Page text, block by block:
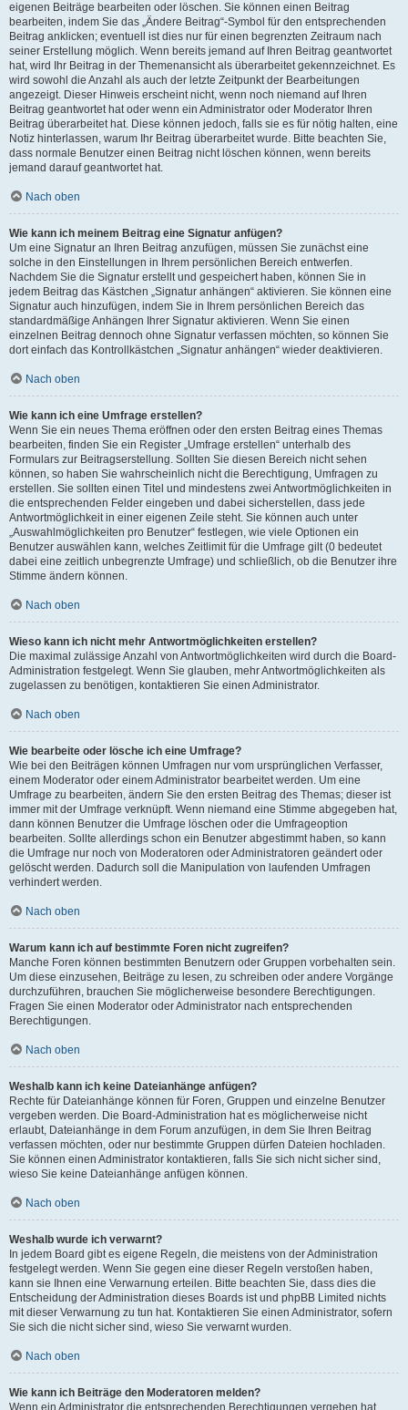
eigenen Beiträge bearbeiten oder löschen. Sie können einen Beitrag
bearbeiten, indem Sie das „Ändere Beitrag“-Symbol für den entsprechenden
Beitrag anklicken; eventuell ist dies nur für einen begrenzten Zeitraum nach
seiner Erstellung möglich. Wenn bereits jemand auf Ihren Beitrag geantwortet
hat, wird Ihr Beitrag in der Themenansicht als überarbeitet gekennzeichnet. Es
wird sowohl die Anzahl als auch der letzte Zeitpunkt der Bearbeitungen
angezeigt. Dieser Hinweis erscheint nicht, wenn noch niemand auf Ihren
Beitrag geantwortet hat oder wenn ein Administrator oder Moderator Ihren
Beitrag überarbeitet hat. Diese können jedoch, falls sie es für nötig halten, eine
Notiz hinterlassen, warum Ihr Beitrag überarbeitet wurde. Bitte beachten Sie,
dass normale Benutzer einen Beitrag nicht löschen können, wenn bereits
jemand darauf geantwortet hat.
Nach oben
Wie kann ich meinem Beitrag eine Signatur anfügen?
Um eine Signatur an Ihren Beitrag anzufügen, müssen Sie zunächst eine
solche in den Einstellungen in Ihrem persönlichen Bereich entwerfen.
Nachdem Sie die Signatur erstellt und gespeichert haben, können Sie in
jedem Beitrag das Kästchen „Signatur anhängen“ aktivieren. Sie können eine
Signatur auch hinzufügen, indem Sie in Ihrem persönlichen Bereich das
standardmäßige Anhängen Ihrer Signatur aktivieren. Wenn Sie einen
einzelnen Beitrag dennoch ohne Signatur verfassen möchten, so können Sie
dort einfach das Kontrollkästchen „Signatur anhängen“ wieder deaktivieren.
Nach oben
Wie kann ich eine Umfrage erstellen?
Wenn Sie ein neues Thema eröffnen oder den ersten Beitrag eines Themas
bearbeiten, finden Sie ein Register „Umfrage erstellen“ unterhalb des
Formulars zur Beitragserstellung. Sollten Sie diesen Bereich nicht sehen
können, so haben Sie wahrscheinlich nicht die Berechtigung, Umfragen zu
erstellen. Sie sollten einen Titel und mindestens zwei Antwortmöglichkeiten in
die entsprechenden Felder eingeben und dabei sicherstellen, dass jede
Antwortmöglichkeit in einer eigenen Zeile steht. Sie können auch unter
„Auswahlmöglichkeiten pro Benutzer“ festlegen, wie viele Optionen ein
Benutzer auswählen kann, welches Zeitlimit für die Umfrage gilt (0 bedeutet
dabei eine zeitlich unbegrenzte Umfrage) und schließlich, ob die Benutzer ihre
Stimme ändern können.
Nach oben
Wieso kann ich nicht mehr Antwortmöglichkeiten erstellen?
Die maximal zulässige Anzahl von Antwortmöglichkeiten wird durch die Board-
Administration festgelegt. Wenn Sie glauben, mehr Antwortmöglichkeiten als
zugelassen zu benötigen, kontaktieren Sie einen Administrator.
Nach oben
Wie bearbeite oder lösche ich eine Umfrage?
Wie bei den Beiträgen können Umfragen nur vom ursprünglichen Verfasser,
einem Moderator oder einem Administrator bearbeitet werden. Um eine
Umfrage zu bearbeiten, ändern Sie den ersten Beitrag des Themas; dieser ist
immer mit der Umfrage verknüpft. Wenn niemand eine Stimme abgegeben hat,
dann können Benutzer die Umfrage löschen oder die Umfrageoption
bearbeiten. Sollte allerdings schon ein Benutzer abgestimmt haben, so kann
die Umfrage nur noch von Moderatoren oder Administratoren geändert oder
gelöscht werden. Dadurch soll die Manipulation von laufenden Umfragen
verhindert werden.
Nach oben
Warum kann ich auf bestimmte Foren nicht zugreifen?
Manche Foren können bestimmten Benutzern oder Gruppen vorbehalten sein.
Um diese einzusehen, Beiträge zu lesen, zu schreiben oder andere Vorgänge
durchzuführen, brauchen Sie möglicherweise besondere Berechtigungen.
Fragen Sie einen Moderator oder Administrator nach entsprechenden
Berechtigungen.
Nach oben
Weshalb kann ich keine Dateianhänge anfügen?
Rechte für Dateianhänge können für Foren, Gruppen und einzelne Benutzer
vergeben werden. Die Board-Administration hat es möglicherweise nicht
erlaubt, Dateianhänge in dem Forum anzufügen, in dem Sie Ihren Beitrag
verfassen möchten, oder nur bestimmte Gruppen dürfen Dateien hochladen.
Sie können einen Administrator kontaktieren, falls Sie sich nicht sicher sind,
wieso Sie keine Dateianhänge anfügen können.
Nach oben
Weshalb wurde ich verwarnt?
In jedem Board gibt es eigene Regeln, die meistens von der Administration
festgelegt werden. Wenn Sie gegen eine dieser Regeln verstoßen haben,
kann sie Ihnen eine Verwarnung erteilen. Bitte beachten Sie, dass dies die
Entscheidung der Administration dieses Boards ist und phpBB Limited nichts
mit dieser Verwarnung zu tun hat. Kontaktieren Sie einen Administrator, sofern
Sie sich die nicht sicher sind, wieso Sie verwarnt wurden.
Nach oben
Wie kann ich Beiträge den Moderatoren melden?
Wenn ein Administrator die entsprechenden Berechtigungen vergeben hat,